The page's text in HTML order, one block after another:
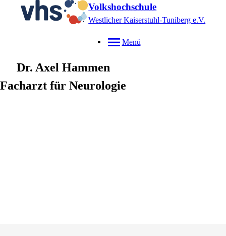
Volkshochschule
Westlicher Kaiserstuhl-Tuniberg e.V.
Menü
Dr. Axel Hammen
Facharzt für Neurologie